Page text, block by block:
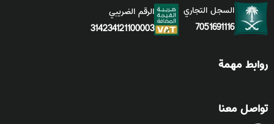
السجل التجاري
7051691116
الرقم الضريبي
314234121100003
روابط مهمة
تواصل معنا